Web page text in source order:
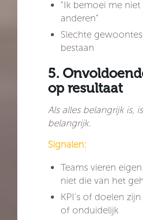
“Ik bemoei me
anderen”
Slechte
bestaan
5.
op resultaat
Als alles belangrijk is,
belangrijk.
Signalen:
Teams vieren
niet die van het
KPI’s of doelen
of onduidelijk